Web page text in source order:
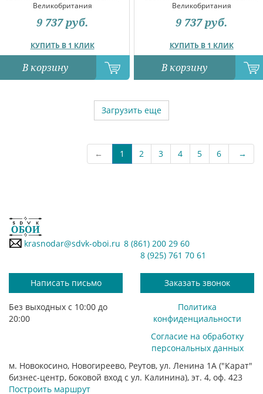
Великобритания
КУПИТЬ В 1 КЛИК
9 737 руб.
В корзину
Великобритания
КУПИТЬ В 1 КЛИК
9 737 руб.
В корзину
Загрузить еще
← 1 2 3 4 5 6 →
krasnodar@sdvk-oboi.ru 8 (861) 200 29 60
8 (925) 761 70 61
Написать письмо Заказать звонок
Без выходных с 10:00 до
20:00
Политика
конфиденциальности
Согласие на обработку
персональных данных
м. Новокосино, Новогиреево, Реутов, ул. Ленина 1А ("Карат"
бизнес-центр, боковой вход с ул. Калинина), эт. 4, оф. 423
Построить маршрут